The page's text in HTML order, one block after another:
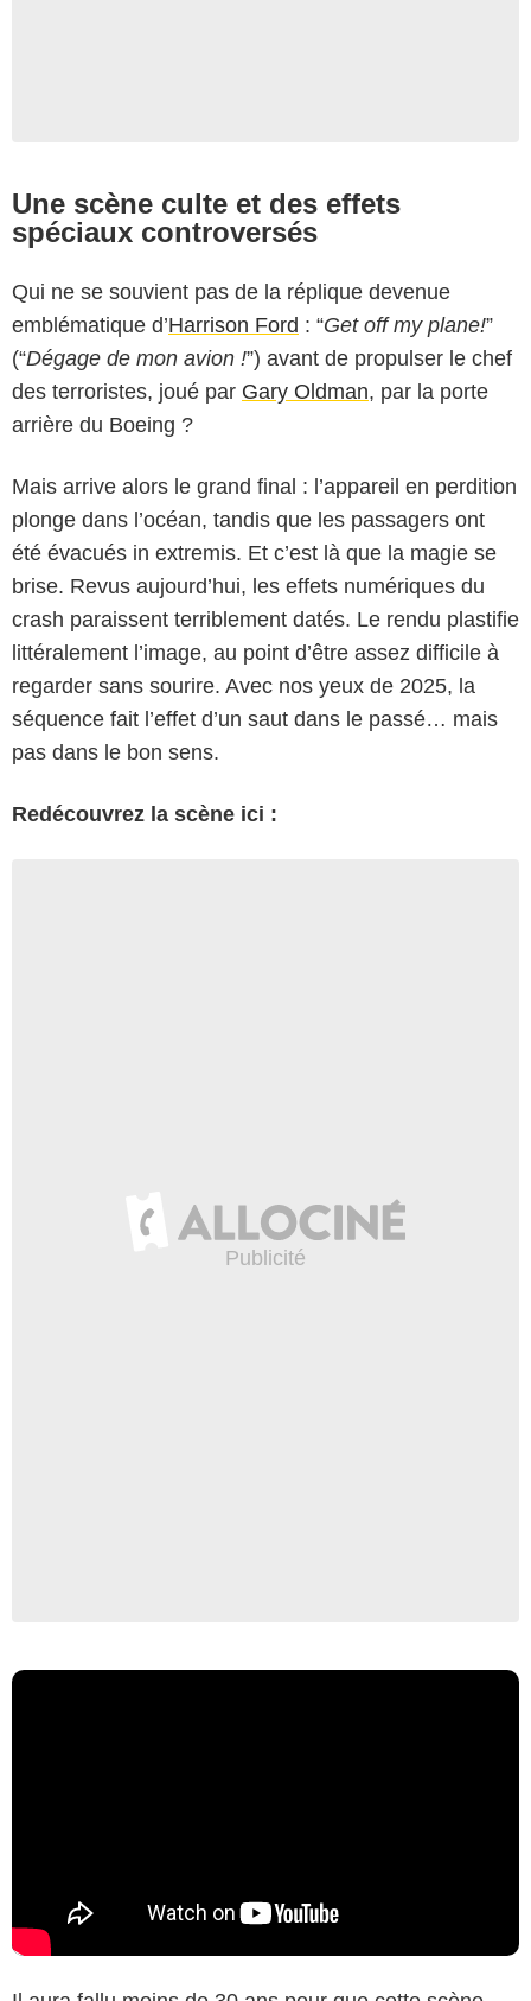
Une scène culte et des effets
spéciaux controversés
Qui ne se souvient pas de la réplique devenue
emblématique d’Harrison Ford : “Get off my plane!”
(“Dégage de mon avion !”) avant de propulser le chef
des terroristes, joué par Gary Oldman, par la porte
arrière du Boeing ?
Mais arrive alors le grand final : l’appareil en perdition
plonge dans l’océan, tandis que les passagers ont
été évacués in extremis. Et c’est là que la magie se
brise. Revus aujourd’hui, les effets numériques du
crash paraissent terriblement datés. Le rendu plastifie
littéralement l’image, au point d’être assez difficile à
regarder sans sourire. Avec nos yeux de 2025, la
séquence fait l’effet d’un saut dans le passé… mais
pas dans le bon sens.
Redécouvrez la scène ici :